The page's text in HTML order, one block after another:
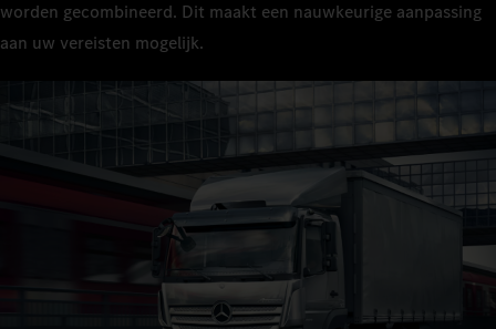
worden gecombineerd. Dit maakt een nauwkeurige aanpassing
aan uw vereisten mogelijk.